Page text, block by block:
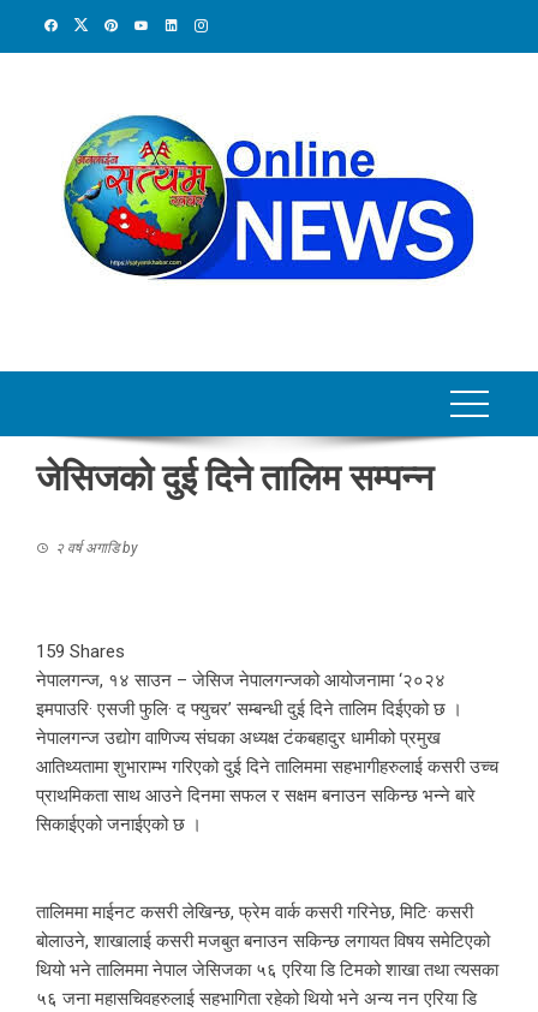
जेसिजको दुई दिने तालिम सम्पन्न
२ वर्ष अगाडिby
159 Shares
नेपालगन्ज, १४ साउन – जेसिज नेपालगन्जको आयोजनामा ‘२०२४
इमपाउरि· एसजी फुलि· द फ्युचर’ सम्बन्धी दुई दिने तालिम दिईएको छ ।
नेपालगन्ज उद्योग वाणिज्य संघका अध्यक्ष टंकबहादुर धामीको प्रमुख
आतिथ्यतामा शुभाराम्भ गरिएको दुई दिने तालिममा सहभागीहरुलाई कसरी उच्च
प्राथमिकता साथ आउने दिनमा सफल र सक्षम बनाउन सकिन्छ भन्ने बारे
सिकाईएको जनाईएको छ ।
तालिममा माईनट कसरी लेखिन्छ, फ्रेम वार्क कसरी गरिनेछ, मिटि· कसरी
बोलाउने, शाखालाई कसरी मजबुत बनाउन सकिन्छ लगायत विषय समेटिएको
थियो भने तालिममा नेपाल जेसिजका ५६ एरिया डि टिमको शाखा तथा त्यसका
५६ जना महासचिवहरुलाई सहभागिता रहेको थियो भने अन्य नन एरिया डि